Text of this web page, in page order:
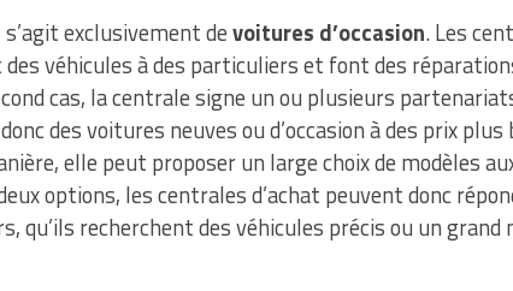
exclusivement devoitures d’occasion. Les
des véhicules à des particuliers et font des
cas, la centrale signe un ou plusieurs
des voitures neuves ou d’occasion à des prix plus
elle peut proposer un large choix de modèles
options, les centrales d’achat peuvent donc
qu’ils recherchent des véhicules précis ou un grand